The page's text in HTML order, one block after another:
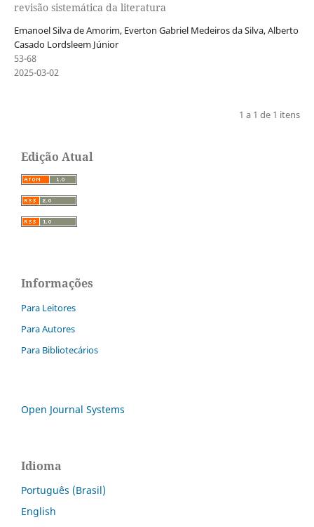
revisão sistemática da literatura
Emanoel Silva de Amorim, Everton Gabriel Medeiros da Silva, Alberto
Casado Lordsleem Júnior
53-68
2025-03-02
1 a 1 de 1 itens
Edição Atual
Informações
Para Leitores
Para Autores
Para Bibliotecários
Open Journal Systems
Idioma
Português (Brasil)
English